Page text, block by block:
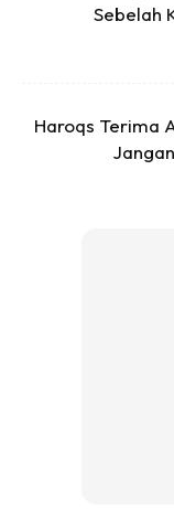
Justeru wahai ibu-
sekolah anak dia.
Sebelah
Haroqs Terima